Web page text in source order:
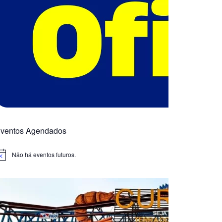
Agendados
Não há eventos futuros.